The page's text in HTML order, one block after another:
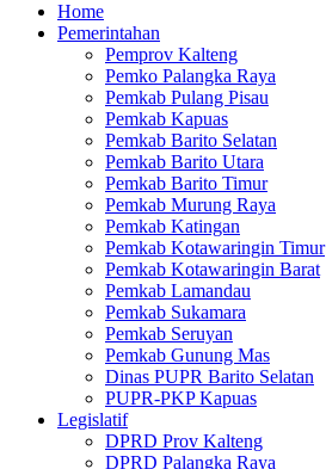
Home
Pemerintahan
Pemprov Kalteng
Pemko Palangka Raya
Pemkab Pulang Pisau
Pemkab Kapuas
Pemkab Barito Selatan
Pemkab Barito Utara
Pemkab Barito Timur
Pemkab Murung Raya
Pemkab Katingan
Pemkab Kotawaringin Timur
Pemkab Kotawaringin Barat
Pemkab Lamandau
Pemkab Sukamara
Pemkab Seruyan
Pemkab Gunung Mas
Dinas PUPR Barito Selatan
PUPR-PKP Kapuas
Legislatif
DPRD Prov Kalteng
DPRD Palangka Raya